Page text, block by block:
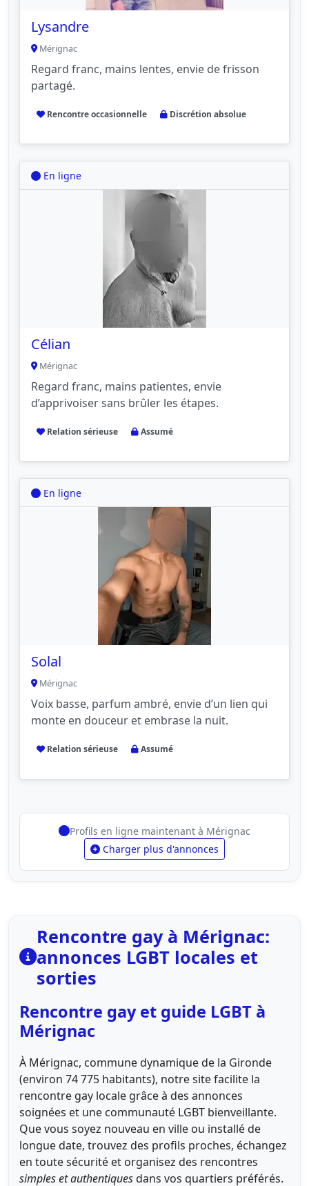
Lysandre
Mérignac
Regard franc, mains lentes, envie de frisson
partagé.
Rencontre occasionnelle Discrétion absolue
En ligne
Célian
Mérignac
Regard franc, mains patientes, envie
d’apprivoiser sans brûler les étapes.
Relation sérieuse Assumé
En ligne
Solal
Mérignac
Voix basse, parfum ambré, envie d’un lien qui
monte en douceur et embrase la nuit.
Relation sérieuse Assumé
Profils en ligne maintenant à Mérignac
Charger plus d'annonces
Rencontre gay à Mérignac:
annonces LGBT locales et
sorties
Rencontre gay et guide LGBT à
Mérignac
À Mérignac, commune dynamique de la Gironde
(environ 74 775 habitants), notre site facilite la
rencontre gay locale grâce à des annonces
soignées et une communauté LGBT bienveillante.
Que vous soyez nouveau en ville ou installé de
longue date, trouvez des profils proches, échangez
en toute sécurité et organisez des rencontres
simples et authentiquesdans vos quartiers préférés.